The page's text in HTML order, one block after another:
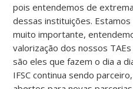
pois entendemos de
dessas instituições.
muito importante,
valorização dos nossos
são eles que fazem o dia a
IFSC continua sendo